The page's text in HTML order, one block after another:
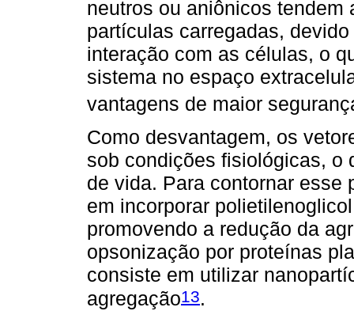
neutros ou aniônicos
partículas carregadas,
interação com as células, o
sistema no espaço
vantagens de maior
Como desvantagem, os
sob condições fisiológicas, o
de vida. Para contornar esse
em incorporar
promovendo a redução da
opsonização por proteínas
consiste em utilizar
agregação13.